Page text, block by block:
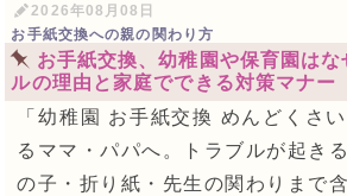
2026年08月08日
お手紙交換への親の関わり方
お手紙交換、幼稚園や保育園は
ルの理由と家庭でできる対策マナー
「幼稚園 お手紙交換 めんどくさ
るママ・パパへ。トラブルが起き
の子・折り紙・先生の関わりまで